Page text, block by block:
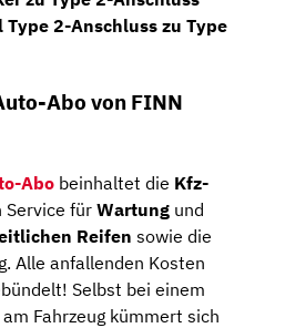
Type 2-Anschluss zu Type
Abo von FINN
Abo beinhaltet die Kfz-
Service für Wartung und
Reifen sowie die
Alle anfallenden Kosten
Selbst bei einem
Fahrzeug kümmert sich